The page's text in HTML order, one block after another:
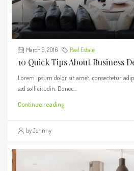
March 9, 2016 Real Estate
10 Quick Tips About Business
Lorem ipsum dolor sit amet, consectetur
sed sollicitudin. Donec...
Continue reading
by Johnny